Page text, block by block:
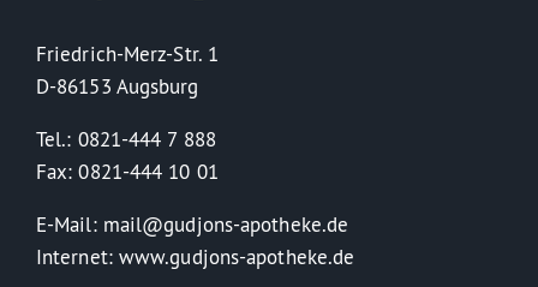
Friedrich-Merz-Str. 1
D-86153 Augsburg
Tel.: 0821-444 7 888
Fax: 0821-444 10 01
E-Mail: mail@gudjons-apotheke.de
Internet: www.gudjons-apotheke.de